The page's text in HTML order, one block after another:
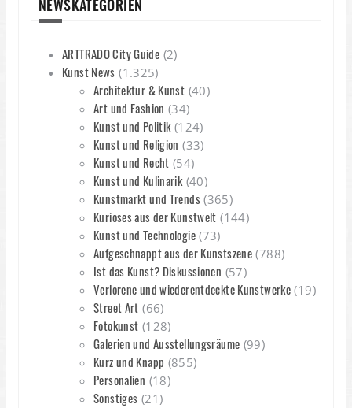
NEWSKATEGORIEN
ARTTRADO City Guide (2)
Kunst News (1.325)
Architektur & Kunst (40)
Art und Fashion (34)
Kunst und Politik(124)
Kunst und Religion (33)
Kunst und Recht (54)
Kunst und Kulinarik(40)
Kunstmarkt und Trends(365)
Kurioses aus der Kunstwelt (144)
Kunst und Technologie(73)
Aufgeschnappt aus der Kunstszene (788)
Ist das Kunst? Diskussionen (57)
Verlorene und wiederentdeckte Kunstwerke (19)
Street Art (66)
Fotokunst (128)
Galerien und Ausstellungsräume (99)
Kurz und Knapp (855)
Personalien (18)
Sonstiges (21)